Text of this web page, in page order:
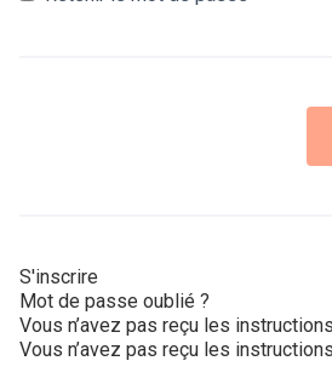
S'inscrire
Mot de passe oublié ?
Vous n’avez pas reçu les
Vous n’avez pas reçu les